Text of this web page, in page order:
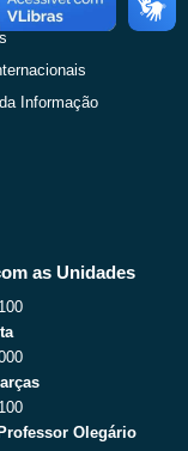
e Relações
Informação
as Unidades
Olegário